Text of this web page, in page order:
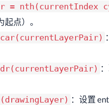
= nth(currentIndex
起点）。
：设置